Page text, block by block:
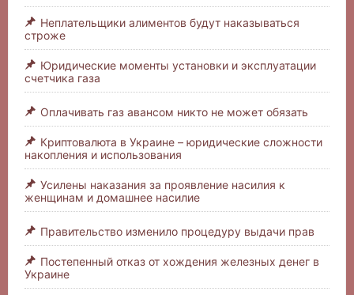
Неплательщики алиментов будут наказываться
строже
Юридические моменты установки и эксплуатации
счетчика газа
Оплачивать газ авансом никто не может обязать
Криптовалюта в Украине – юридические сложности
накопления и использования
Усилены наказания за проявление насилия к
женщинам и домашнее насилие
Правительство изменило процедуру выдачи прав
Постепенный отказ от хождения железных денег в
Украине